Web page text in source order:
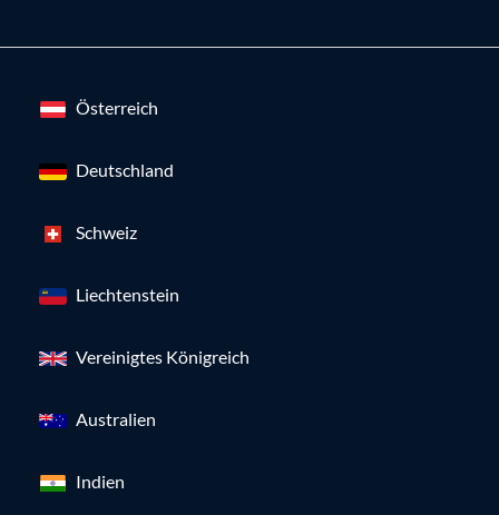
Österreich
Deutschland
Schweiz
Liechtenstein
Vereinigtes Königreich
Australien
Indien